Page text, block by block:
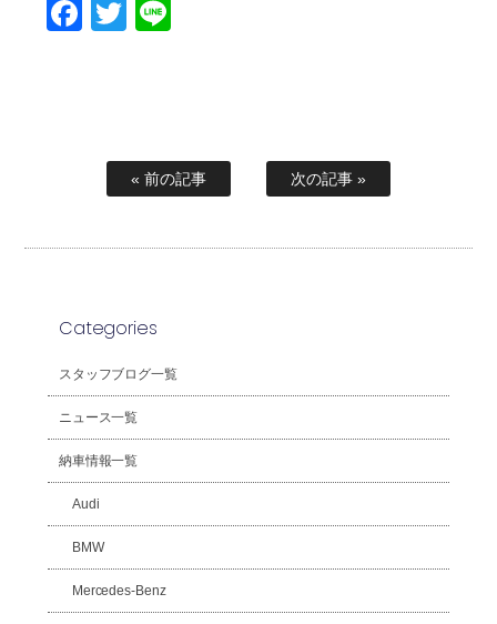
Facebook
Twitter
« 前の記事 次の記事 »
Categories
スタッフブログ一覧
ニュース一覧
納車情報一覧
Audi
BMW
Mercedes-Benz